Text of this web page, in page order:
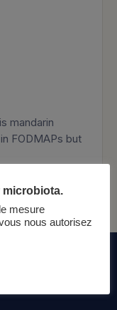
mandarin
FODMAPs but
microbiota.
mesure
nous autorisez